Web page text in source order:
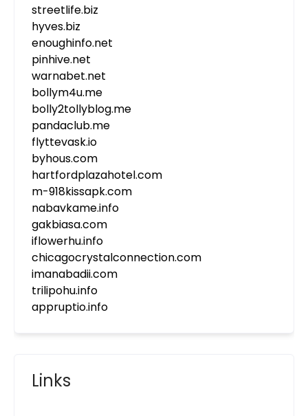
streetlife.biz
hyves.biz
enoughinfo.net
pinhive.net
warnabet.net
bollym4u.me
bolly2tollyblog.me
pandaclub.me
flyttevask.io
byhous.com
hartfordplazahotel.com
m-918kissapk.com
nabavkame.info
gakbiasa.com
iflowerhu.info
chicagocrystalconnection.com
imanabadii.com
trilipohu.info
appruptio.info
Links